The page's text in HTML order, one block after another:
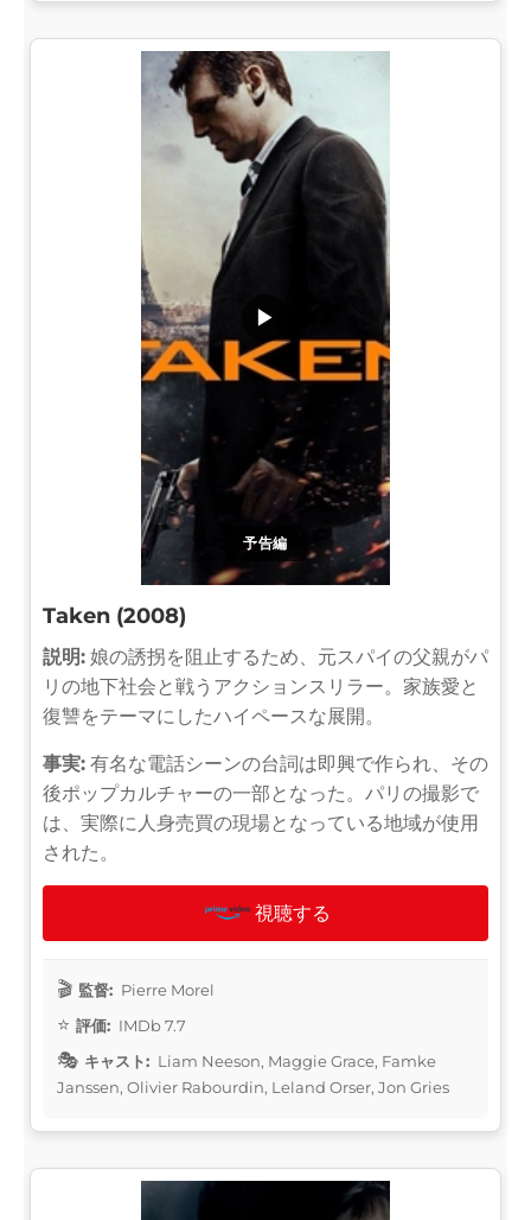
予告編
▶
Taken (2008)
説明: 娘の誘拐を阻止するため、元スパイの父親がパ
リの地下社会と戦うアクションスリラー。家族愛と
復讐をテーマにしたハイペースな展開。
事実: 有名な電話シーンの台詞は即興で作られ、その
後ポップカルチャーの一部となった。パリの撮影で
は、実際に人身売買の現場となっている地域が使用
された。
視聴する
監督: Pierre Morel
評価: IMDb 7.7
キャスト: Liam Neeson, Maggie Grace, Famke
Janssen, Olivier Rabourdin, Leland Orser, Jon Gries